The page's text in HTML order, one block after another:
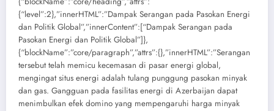
{“level”:2},”innerHTML”:”Dampak Serangan pada Pasokan Energi
dan Politik Global”,”innerContent”:[“Dampak Serangan pada
Pasokan Energi dan Politik Global”]},
{“blockName”:”core/paragraph”,”attrs”:{},”innerHTML”:”Serangan
tersebut telah memicu kecemasan di pasar energi global,
mengingat situs energi adalah tulang punggung pasokan minyak
dan gas. Gangguan pada fasilitas energi di Azerbaijan dapat
menimbulkan efek domino yang mempengaruhi harga minyak